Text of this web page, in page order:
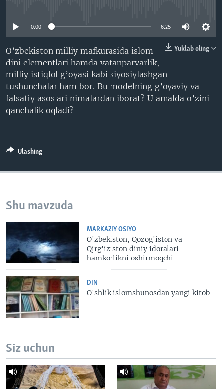
XABARLAR SURATLARDA
TELEGRAM
SOUNDCLOUD
VOA
0:00 6:25
Yuklab oling
O’zbekiston milliy mafkurasida islom
dini elementlari hamda vatanparvarlik,
milliy istiqlol g’oyasi kabi siyosiylashgan
tushunchalar ham bor. Bu modelning g’oyaviy va
falsafiy asoslari nimalardan iborat? U amalda o’zini
qanchalik oqladi?
Ulashing
Shu mavzuda
MARKAZIY OSIYO
O'zbekiston, Qozog'iston va
Qirg'iziston diniy idoralari
hamkorlikni oshirmoqchi
DIN
O'shlik islomshunosdan yangi kitob
Siz uchun